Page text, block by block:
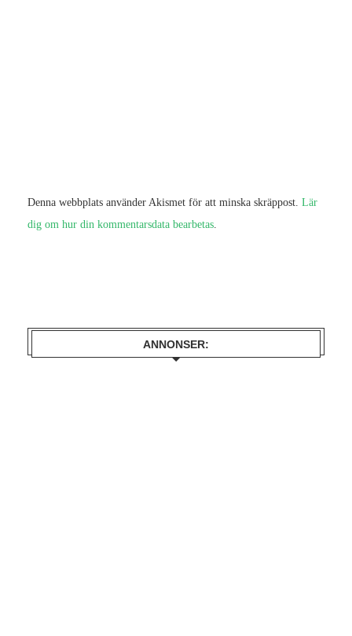
Denna webbplats använder Akismet för att minska skräppost. Lär
dig om hur din kommentarsdata bearbetas
ANNONSER: